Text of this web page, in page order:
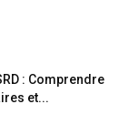
: Comprendre
et...